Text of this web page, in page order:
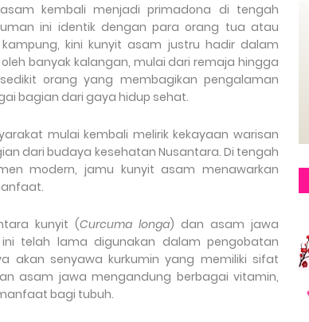
kembali menjadi primadona di tengah
ini identik dengan para orang tua atau
kini kunyit asam justru hadir dalam
banyak kalangan, mulai dari remaja hingga
orang yang membagikan pengalaman
bagian dari gaya hidup sehat.
mulai kembali melirik kekayaan warisan
dari budaya kesehatan Nusantara. Di tengah
modern, jamu kunyit asam menawarkan
kunyit (Curcuma longa) dan asam jawa
telah lama digunakan dalam pengobatan
akan senyawa kurkumin yang memiliki sifat
asam jawa mengandung berbagai vitamin,
bagi tubuh.